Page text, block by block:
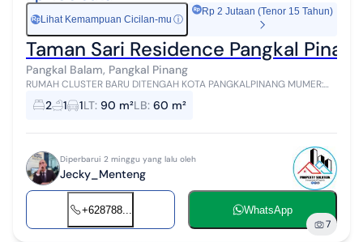
Rp Lihat Kemampuan Cicilan-mu ⓘ
Rp 2 Jutaan (Tenor 15 Tahun)
Taman Sari Residence Pangkal
Pangkal Balam, Pangkal Pinang
RUMAH CLUSTER BARU DITENGAH KOTA PANGKALPINANG MUMER:
LT/LB: 90/60 2KT 1KM RUANG TAMU RUANG KELUARGA SERVICE
AREA CUCI JEMUR DAPUR TERAS...
2 1 1LT: 90 m²LB: 60 m²
Diperbarui 2 minggu yang lalu oleh
Jecky_Menteng
+628788... WhatsApp
7